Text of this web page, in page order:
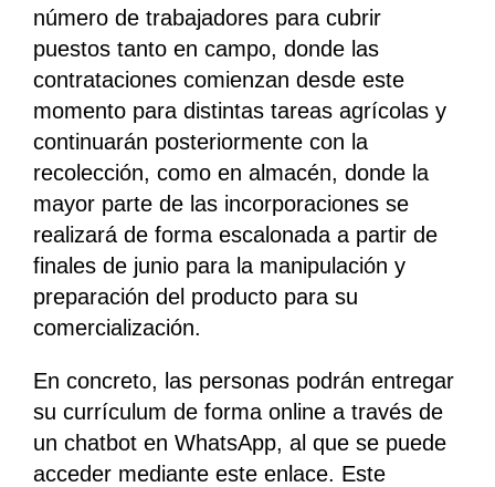
número de trabajadores para cubrir
puestos tanto en campo, donde las
contrataciones comienzan desde este
momento para distintas tareas agrícolas y
continuarán posteriormente con la
recolección, como en almacén, donde la
mayor parte de las incorporaciones se
realizará de forma escalonada a partir de
finales de junio para la manipulación y
preparación del producto para su
comercialización.
En concreto, las personas podrán entregar
su currículum de forma online a través de
un chatbot en WhatsApp, al que se puede
acceder mediante este enlace. Este